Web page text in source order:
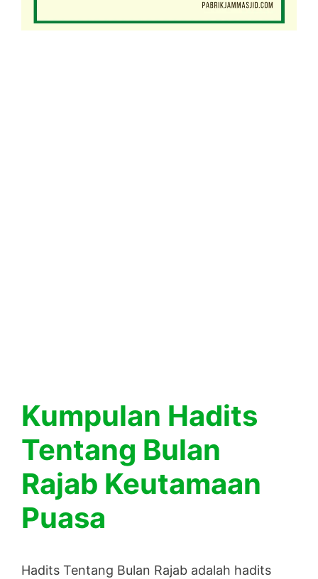
Kumpulan Hadits
Tentang Bulan
Rajab Keutamaan
Puasa
Hadits Tentang Bulan Rajab adalah hadits